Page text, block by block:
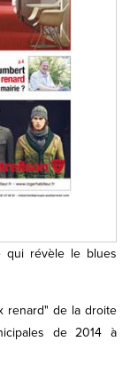
qui révèle le blues
renard" de la droite
de 2014 à